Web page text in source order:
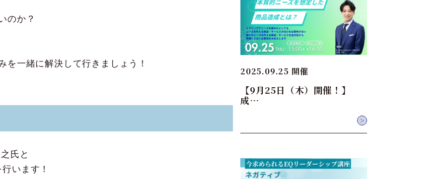
のか？
一緒に解決して行きましょう！
氏と
います！
2025.09.25 開催
【9月25日（木）開催！】
成…
＞